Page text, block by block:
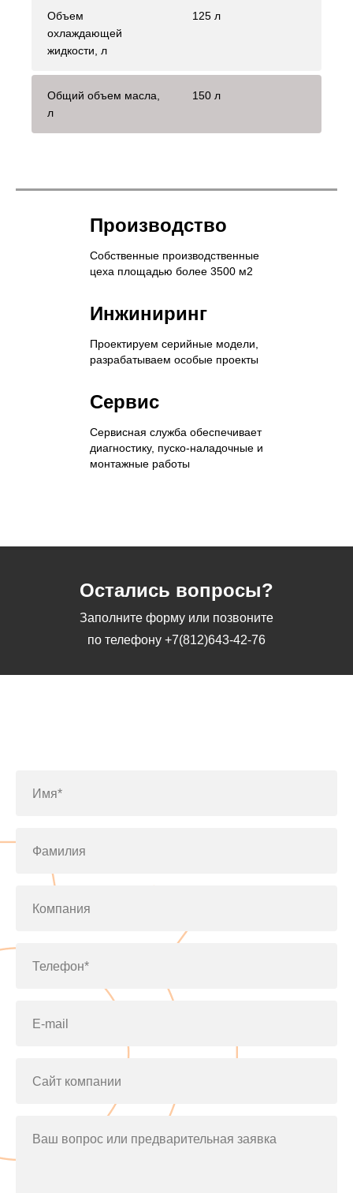
Объем
охлаждающей
жидкости, л
125 л
Общий объем масла,
л
150 л
Производство
Собственные производственные
цеха площадью более 3500 м2
Инжиниринг
Проектируем серийные модели,
разрабатываем особые проекты
Сервис
Сервисная служба обеспечивает
диагностику, пуско-наладочные и
монтажные работы
Остались вопросы?
Заполните форму или позвоните
по телефону +7(812)643-42-76
Имя*
Фамилия
Компания
Телефон*
E-mail
Сайт компании
Ваш вопрос или предварительная заявка